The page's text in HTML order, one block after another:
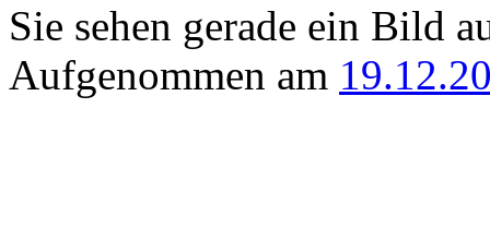
Sie sehen gerade ein Bild
Aufgenommen am